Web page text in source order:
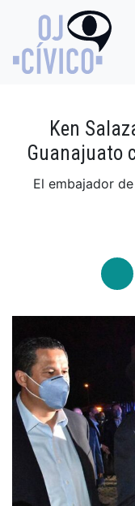
Ken
Guanajuato
El embajador